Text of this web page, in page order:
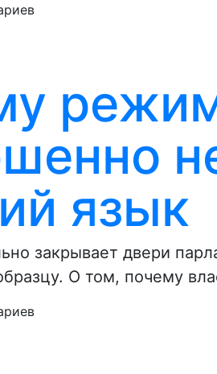
язык
закрывает двери
О том, почему